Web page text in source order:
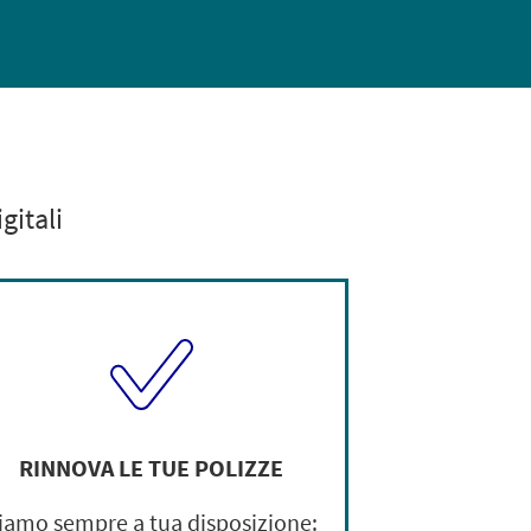
RINNOVA LE TUE POLIZZE
sempre a tua disposizione: